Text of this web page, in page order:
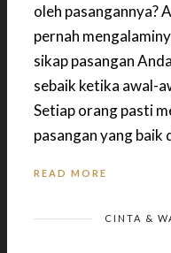
oleh pasangannya?
pernah
sikap pasangan
sebaik ketika awal-
Setiap orang pasti
pasangan yang
READ MORE
CINTA &